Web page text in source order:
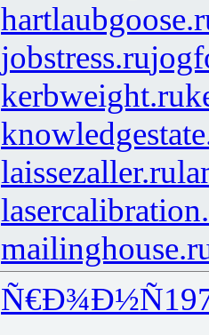
jobstress.ru
kerbweight.ru
laissezaller.ru
Ñ€Ð¾Ð½Ñ